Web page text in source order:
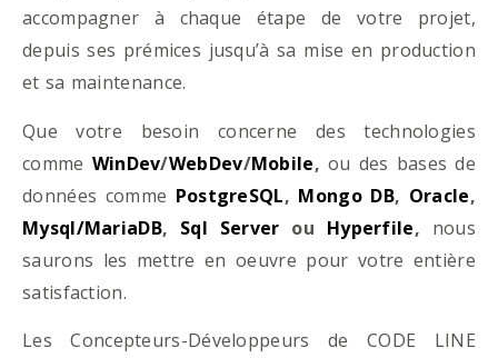
accompagner à chaque étape de votre projet,
depuis ses prémices jusqu’à sa mise en production
et sa maintenance.
Que votre besoin concerne des technologies
comme WinDev/WebDev/Mobile, ou des bases de
données comme PostgreSQL, Mongo DB, Oracle,
Mysql/MariaDB, Sql Server ou Hyperfile, nous
saurons les mettre en oeuvre pour votre entière
satisfaction.
Les Concepteurs-Développeurs de CODE LINE